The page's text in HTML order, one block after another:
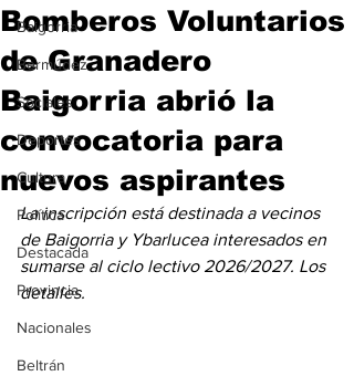
Baigorria
Bermúdez
Sociales
Deportes
Cultura
Política
Destacada
Provincia
Nacionales
Beltrán
Bomberos Voluntarios
de Granadero
Baigorria abrió la
convocatoria para
nuevos aspirantes
La inscripción está destinada a vecinos
de Baigorria y Ybarlucea interesados en
sumarse al ciclo lectivo 2026/2027. Los
detalles.